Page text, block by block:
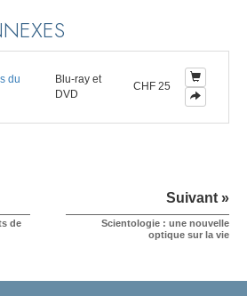
du
Blu-ray et
DVD
CHF 25
de
Suivant »
Scientologie : une nouvelle
optique sur la vie